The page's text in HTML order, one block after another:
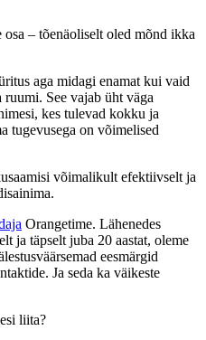
– tõenäoliselt oled mõnd ikka
aga midagi enamat kui vaid
See vajab üht väga
kes tulevad kokku ja
tugevusega on võimelised
võimalikult efektiivselt ja
Orangetime. Lähenedes
ja täpselt juba 20 aastat, oleme
eesmärgid
Ja seda ka väikeste
liita?